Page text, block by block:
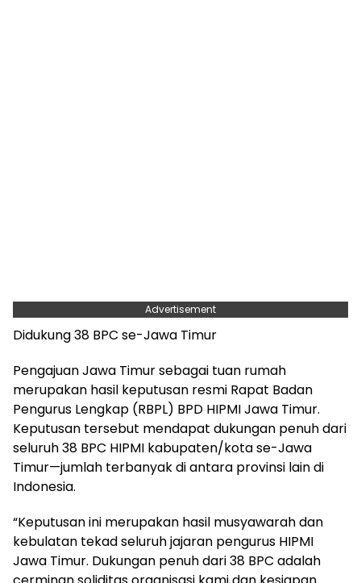
Advertisement
Didukung 38 BPC se-Jawa Timur
Pengajuan Jawa Timur sebagai tuan rumah
merupakan hasil keputusan resmi Rapat Badan
Pengurus Lengkap (RBPL) BPD HIPMI Jawa Timur.
Keputusan tersebut mendapat dukungan penuh dari
seluruh 38 BPC HIPMI kabupaten/kota se-Jawa
Timur—jumlah terbanyak di antara provinsi lain di
Indonesia.
“Keputusan ini merupakan hasil musyawarah dan
kebulatan tekad seluruh jajaran pengurus HIPMI
Jawa Timur. Dukungan penuh dari 38 BPC adalah